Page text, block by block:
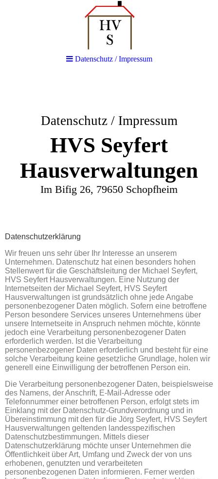
Datenschutz / Impressum
HVS Seyfert
Hausverwaltungen
Im Bifig 26, 79650 Schopfheim
Datenschutzerklärung
Wir freuen uns sehr über Ihr Interesse an unserem
Unternehmen. Datenschutz hat einen besonders hohen
Stellenwert für die Geschäftsleitung der Michael Seyfert,
HVS Seyfert Hausverwaltungen. Eine Nutzung der
Internetseiten der Michael Seyfert, HVS Seyfert
Hausverwaltungen ist grundsätzlich ohne jede Angabe
personenbezogener Daten möglich. Sofern eine betroffene
Person besondere Services unseres Unternehmens über
unsere Internetseite in Anspruch nehmen möchte, könnte
jedoch eine Verarbeitung personenbezogener Daten
erforderlich werden. Ist die Verarbeitung
personenbezogener Daten erforderlich und besteht für eine
solche Verarbeitung keine gesetzliche Grundlage, holen wir
generell eine Einwilligung der betroffenen Person ein.
Die Verarbeitung personenbezogener Daten, beispielsweise
des Namens, der Anschrift, E-Mail-Adresse oder
Telefonnummer einer betroffenen Person, erfolgt stets im
Einklang mit der Datenschutz-Grundverordnung und in
Übereinstimmung mit den für die Jörg Seyfert, HVS Seyfert
Hausverwaltungen geltenden landesspezifischen
Datenschutzbestimmungen. Mittels dieser
Datenschutzerklärung möchte unser Unternehmen die
Öffentlichkeit über Art, Umfang und Zweck der von uns
erhobenen, genutzten und verarbeiteten
personenbezogenen Daten informieren. Ferner werden
Datenschutz / Impressum